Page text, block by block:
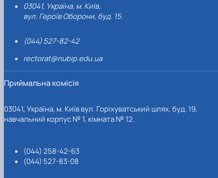
03041, Україна, м. Київ,
вул. Героїв Оборони, буд. 15.
(044) 527-82-42
rectorat@nubip.edu.ua
Приймальна комісія
03041, Україна, м. Київ вул. Горіхуватський шлях, буд. 19,
навчальний корпус № 1, кімната № 12.
(044) 258-42-63
(044) 527-83-08